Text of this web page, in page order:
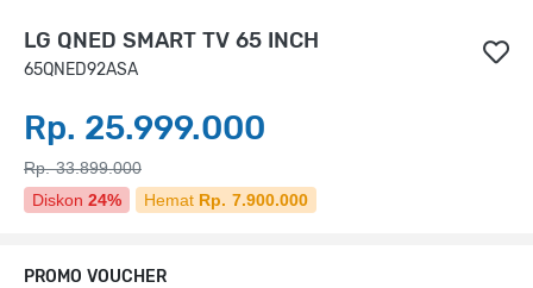
LG QNED SMART TV 65 INCH
65QNED92ASA
Rp. 25.999.000
Rp. 33.899.000
Diskon 24% Hemat Rp. 7.900.000
PROMO VOUCHER